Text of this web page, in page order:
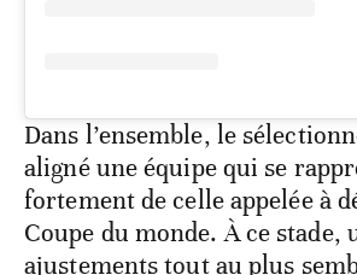
Dans l’ensemble, le
aligné une équipe qui se
fortement de celle appelée à
Coupe du monde. À ce stade,
ajustements tout au plus